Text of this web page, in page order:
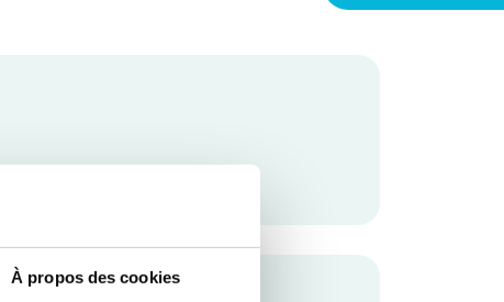
À propos des cookies